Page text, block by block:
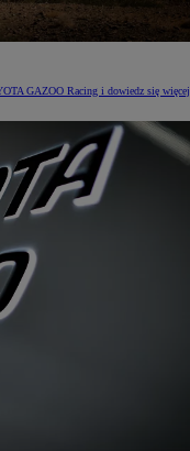
GAZOO Racing i dowiedz się więcej